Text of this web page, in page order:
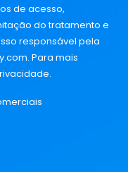
de acesso,
do tratamento e
responsável pela
. Para mais
.